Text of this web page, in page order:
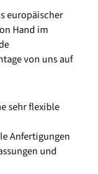
europäischer
Hand im
von uns auf
sehr flexible
Anfertigungen
und